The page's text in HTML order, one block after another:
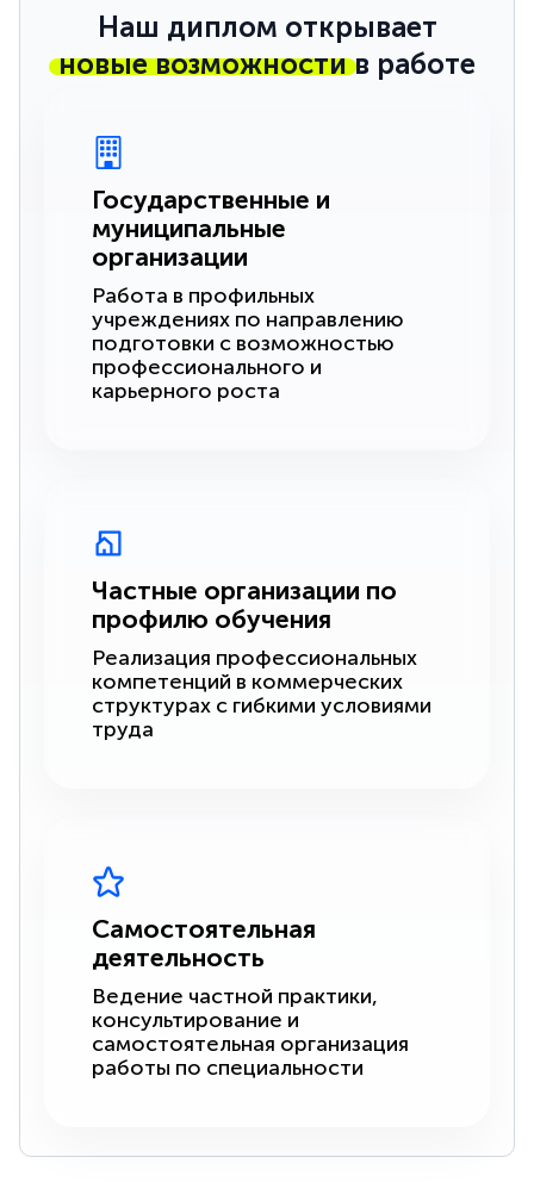
Наш диплом открывает
новые возможностив работе
Государственные и
муниципальные
организации
Работа в профильных
учреждениях по направлению
подготовки с возможностью
профессионального и
карьерного роста
Частные организации по
профилю обучения
Реализация профессиональных
компетенций в коммерческих
структурах с гибкими условиями
труда
Самостоятельная
деятельность
Ведение частной практики,
консультирование и
самостоятельная организация
работы по специальности